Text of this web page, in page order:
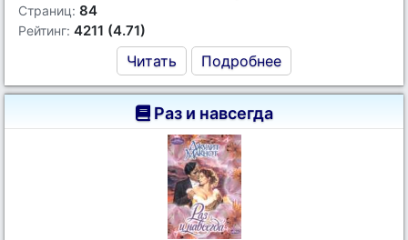
Страниц: 84
Рейтинг: 4211 (4.71)
Читать Подробнее
Раз и навсегда